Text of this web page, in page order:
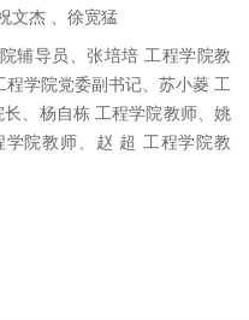
文杰 、徐宽猛
辅导员、张培培 工程学院教
学院党委副书记、苏小菱 工
、杨自栋 工程学院教师、姚
院教师、赵 超 工程学院教